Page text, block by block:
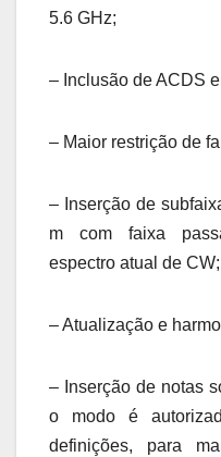
5.6 GHz;
– Inclusão de ACDS
– Maior restrição de
– Inserção de
m com faixa
espectro atual de CW;
– Atualização e
– Inserção de notas
o modo é
definições, para